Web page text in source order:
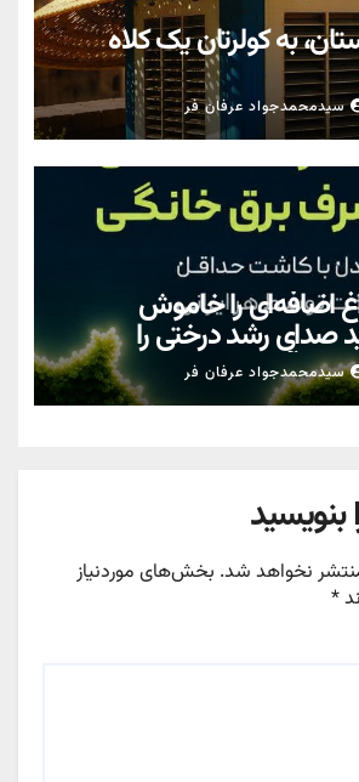
به کولرتان یک کلاه
سیدمحمدجواد عرفان فر
اضافه‌ای را خاموش
صدای رشد درختی را
زمین آن را حس می‌کند.
سیدمحمدجواد عرفان فر
بنویسید
نخواهد شد. بخش‌های موردنیاز
*